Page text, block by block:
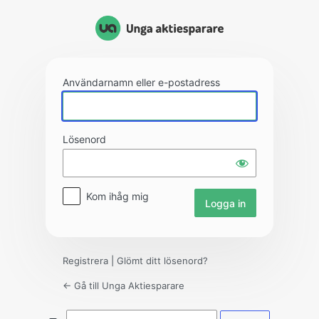
Användarnamn eller e-postadress
Lösenord
Kom ihåg mig
Registrera Glömt ditt lösenord?
← Gå till Unga Aktiesparare